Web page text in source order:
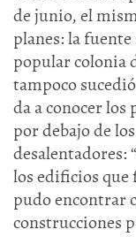
de junio, el
planes: la fuente
popular colonia
tampoco
da a conocer
por debajo de
desalentadores:
los edificios que
pudo encontrar
construcciones